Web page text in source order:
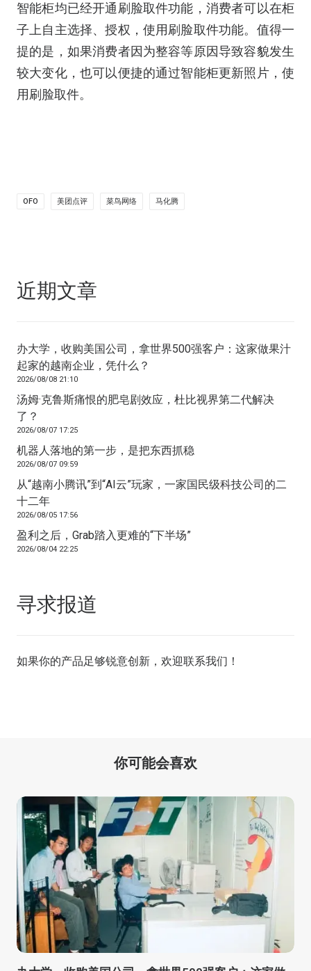
智能柜均已经开通刷脸取件功能，消费者可以在柜
子上自主选择、授权，使用刷脸取件功能。值得一
提的是，如果消费者因为整容等原因导致容貌发生
较大变化，也可以便捷的通过智能柜更新照片，使
用刷脸取件。
OFO 美团点评 菜鸟网络 马化腾
近期文章
办大学，收购美国公司，拿世界500强客户：这家做果汁
起家的越南企业，凭什么？
2026/08/08 21:10
汤姆·克鲁斯痛恨的肥皂剧效应，杜比视界第二代解决
了？
2026/08/07 17:25
机器人落地的第一步，是把东西抓稳
2026/08/07 09:59
从“越南小腾讯”到“AI云”玩家，一家国民级科技公司的二
十二年
2026/08/05 17:56
盈利之后，Grab踏入更难的“下半场”
2026/08/04 22:25
寻求报道
如果你的产品足够锐意创新，欢迎联系我们 ！
你可能会喜欢